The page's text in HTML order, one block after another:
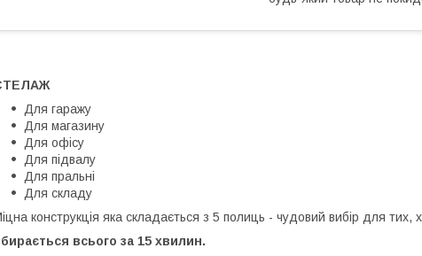
Для гаражу
Для магазину
Для офісу
Для підвалу
Для пральні
Для складу
конструкція яка складається з 5 полиць - чудовий вибір для тих,
всього за 15 хвилин.